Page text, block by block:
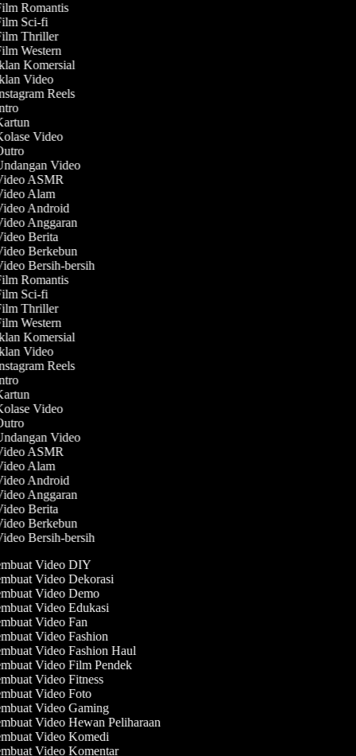
Romantis
Sci-fi
Thriller
Western
Komersial
Video
Reels
Video
Video
ASMR
Alam
Android
Anggaran
Berita
Berkebun
Bersih-bersih
Romantis
Sci-fi
Thriller
Western
Komersial
Video
Reels
Video
Video
ASMR
Alam
Android
Anggaran
Berita
Berkebun
Bersih-bersih
Video DIY
Video Dekorasi
Video Demo
Video Edukasi
Video Fan
Video Fashion
Video Fashion Haul
Video Film Pendek
Video Fitness
Video Foto
Video Gaming
Video Hewan Peliharaan
Video Komedi
Video Komentar